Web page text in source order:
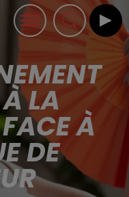
LA
À
DE